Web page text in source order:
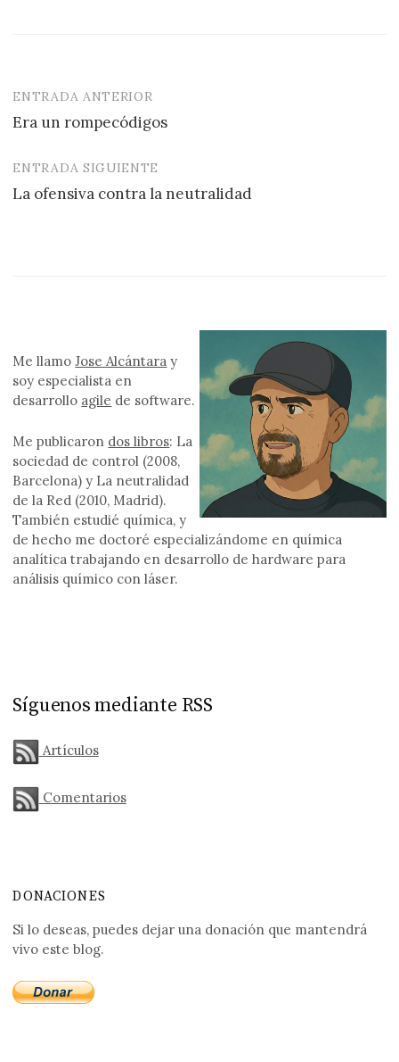
Navegación
de
entradas
ENTRADA ANTERIOR
Era un rompecódigos
ENTRADA SIGUIENTE
La ofensiva contra la neutralidad
Me llamoJose Alcántara y
soy especialista en
desarrollo agile de software.
Me publicaron dos libros: La
sociedad de control (2008,
Barcelona) y La neutralidad
de la Red (2010, Madrid).
También estudié química, y
de hecho me doctoré especializándome en química
analítica trabajando en desarrollo de hardware para
análisis químico con láser.
Síguenos mediante RSS
Artículos
Comentarios
DONACIONES
Si lo deseas, puedes dejar una donación que mantendrá
vivo este blog.